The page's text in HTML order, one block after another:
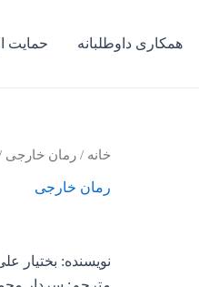
همکاری داوطلبانه حمایت
خانه / رمان خارجی
رمان خارجی
نویسنده: بختیار